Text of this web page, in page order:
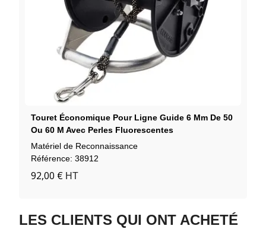
Touret Économique Pour Ligne Guide 6 Mm De 50
Ou 60 M Avec Perles Fluorescentes
Matériel de Reconnaissance
Référence: 38912
92,00 € HT
LES CLIENTS QUI ONT ACHETÉ